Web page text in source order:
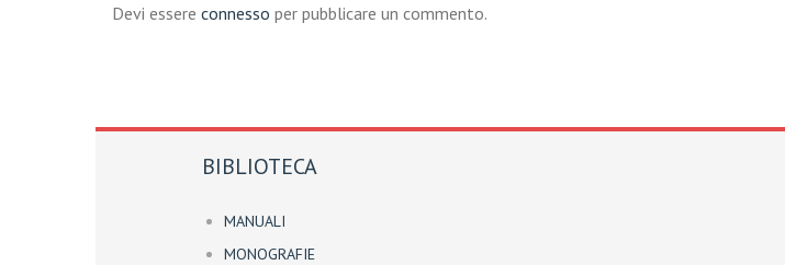
Devi essere connesso per pubblicare un commento.
BIBLIOTECA
MANUALI
MONOGRAFIE